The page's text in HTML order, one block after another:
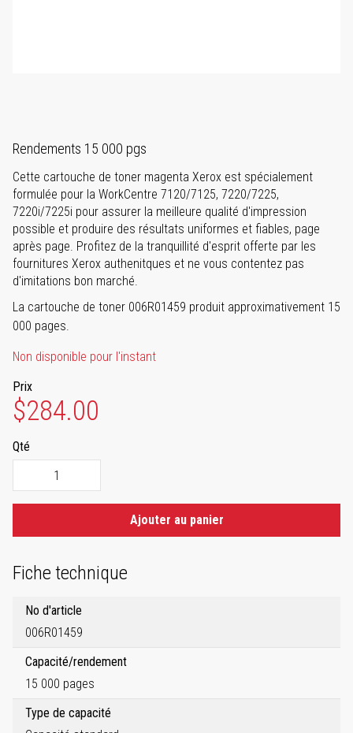
Rendements 15 000 pgs
Cette cartouche de toner magenta Xerox est spécialement
formulée pour la WorkCentre 7120/7125, 7220/7225,
7220i/7225i pour assurer la meilleure qualité d'impression
possible et produire des résultats uniformes et fiables, page
après page. Profitez de la tranquillité d'esprit offerte par les
fournitures Xerox authenitques et ne vous contentez pas
d'imitations bon marché.
La cartouche de toner 006R01459 produit approximativement 15
000 pages.
Non disponible pour l'instant
Prix
$284.00
Qté
Ajouter au panier
Fiche technique
No d'article
006R01459
Capacité/rendement
15 000 pages
Type de capacité